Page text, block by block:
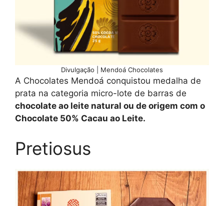
Divulgação | Mendoá Chocolates
A Chocolates Mendoá conquistou medalha de
prata na categoria micro-lote de barras de
chocolate ao leite natural ou de origem com o
Chocolate 50% Cacau ao Leite.
Pretiosus